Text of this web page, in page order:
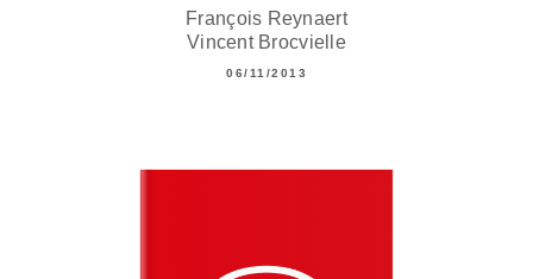
François Reynaert
Vincent Brocvielle
06/11/2013